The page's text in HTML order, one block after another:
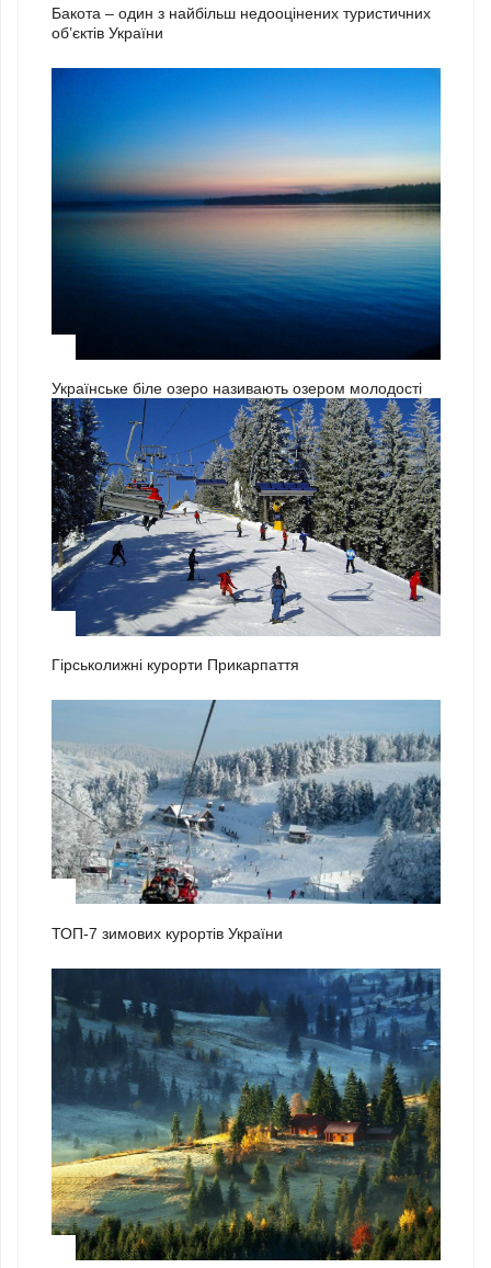
Бакота – один з найбільш недооцінених туристичних
об’єктів України
Українське біле озеро називають озером молодості
Гірськолижні курорти Прикарпаття
ТОП-7 зимових курортів України